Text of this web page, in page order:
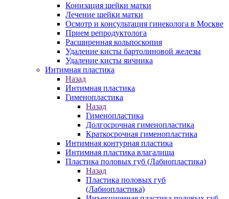
Конизация шейки матки
Лечение шейки матки
Осмотр и консультация гинеколога в Москве
Прием репродуктолога
Расширенная кольпоскопия
Удаление кисты бартолиновой железы
Удаление кисты яичника
Интимная пластика
Назад
Интимная пластика
Гименопластика
Назад
Гименопластика
Долгосрочная гименопластика
Краткосрочная гименопластика
Интимная контурная пластика
Интимная пластика влагалища
Пластика половых губ (Лабиопластика)
Назад
Пластика половых губ
(Лабиопластика)